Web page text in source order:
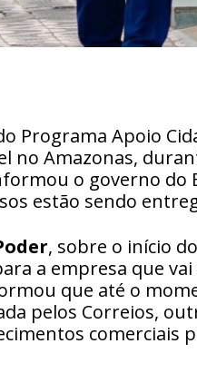
Programa Apoio
no Amazonas,
o governo do
estão sendo
, sobre o início
a empresa que
que até o
pelos Correios,